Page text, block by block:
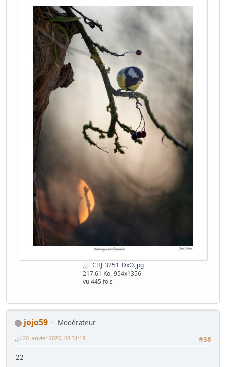
CHJ_3251_DxO.jpg
217.61 Ko, 954x1356
vu 445 fois
jojo59
Modérateur
#38
20 Janvier 2026, 08:31:18
22